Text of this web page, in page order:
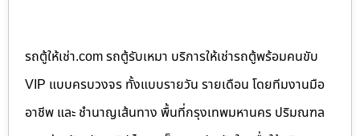
รถตู้ให้เช่า.com รถตู้รับเหมา บริการให้เช่ารถตู้พร้อมคนขับ
VIP แบบครบวงจร ทั้งแบบรายวัน รายเดือน โดยทีมงานมือ
อาชีพ และ ชำนาญเส้นทาง พื้นที่กรุงเทพมหานคร ปริมณฑล